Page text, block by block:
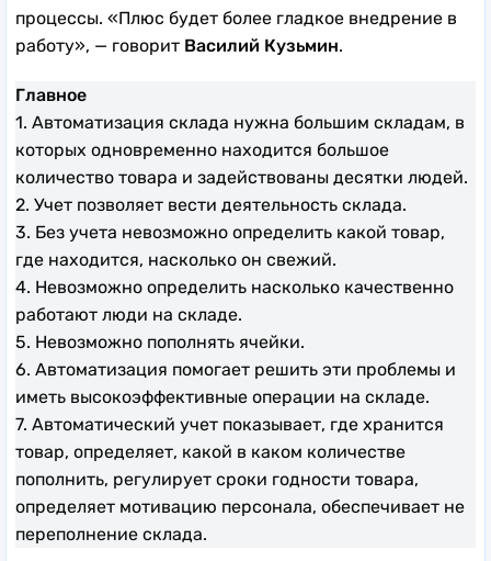
процессы. «Плюс будет более гладкое внедрение в
работу», — говорит Василий Кузьмин.
Главное
1. Автоматизация склада нужна большим складам, в
которых одновременно находится большое
количество товара и задействованы десятки людей.
2. Учет позволяет вести деятельность склада.
3. Без учета невозможно определить какой товар,
где находится, насколько он свежий.
4. Невозможно определить насколько качественно
работают люди на складе.
5. Невозможно пополнять ячейки.
6. Автоматизация помогает решить эти проблемы и
иметь высокоэффективные операции на складе.
7. Автоматический учет показывает, где хранится
товар, определяет, какой в каком количестве
пополнить, регулирует сроки годности товара,
определяет мотивацию персонала, обеспечивает не
переполнение склада.